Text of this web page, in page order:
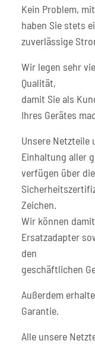
Kein Problem,
haben Sie stets
zuverlässige
Wir legen sehr
Qualität,
damit Sie als
Ihres Gerätes
Unsere Netzteile
Einhaltung aller
verfügen über
Zeichen.
Wir können
Ersatzadapter
den
geschäftlichen
Außerdem
Garantie.
Alle unsere